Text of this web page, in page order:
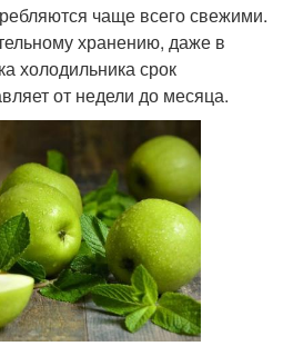
чаще всего свежими.
хранению, даже в
холодильника срок
от недели до месяца.